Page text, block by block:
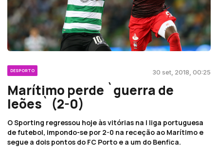
DESPORTO 30 set, 2018, 00:25
Marítimo perde `guerra de
leões` (2-0)
O Sporting regressou hoje às vitórias na I liga portuguesa
de futebol, impondo-se por 2-0 na receção ao Marítimo e
segue a dois pontos do FC Porto e a um do Benfica.